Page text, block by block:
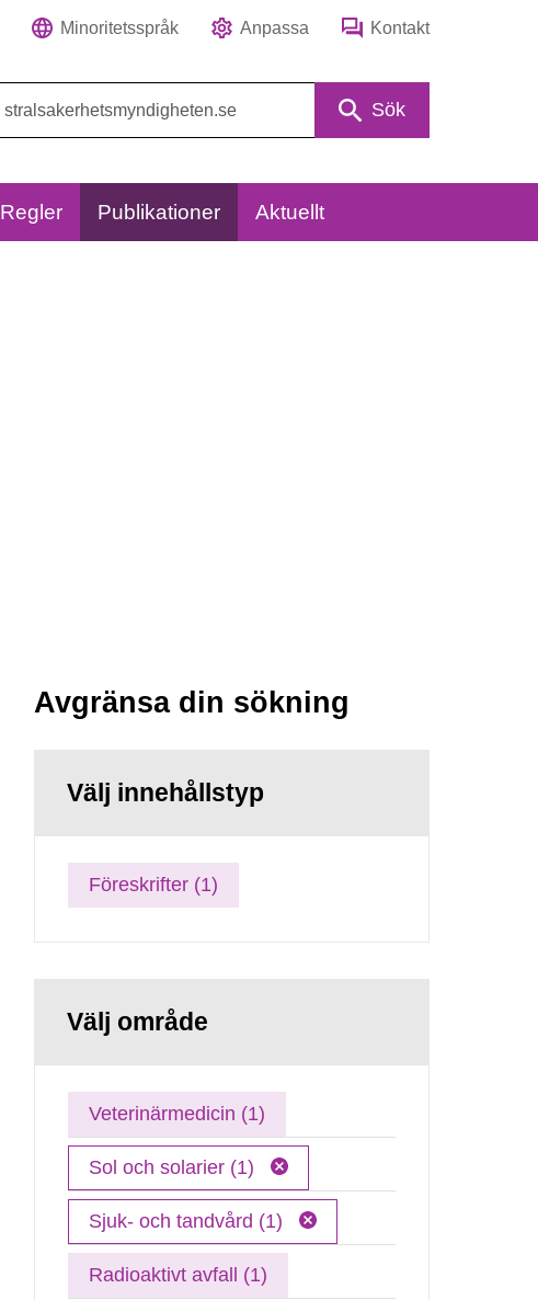
Minoritetsspråk Anpassa Kontakt
Sök
Regler Publikationer Aktuellt
Avgränsa din sökning
Välj innehållstyp
Föreskrifter (1)
Välj område
Veterinärmedicin (1)
Sol och solarier (1)
Sjuk- och tandvård (1)
Radioaktivt avfall (1)